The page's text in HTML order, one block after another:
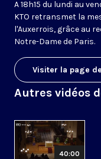
A 18h15 du lundi au
KTO retransmet la
l'Auxerrois, grâce au
Notre-Dame de Paris.
Visiter la page
Autres vidéos
40:00